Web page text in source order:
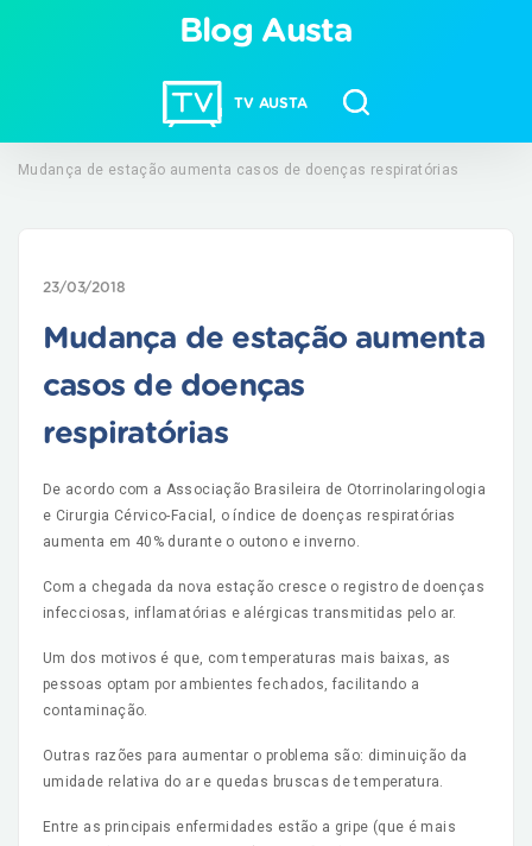
TV AUSTA
Blog Austa
Mudança de estação aumenta casos de doenças respiratórias
23/03/2018
Mudança de estação aumenta
casos de doenças
respiratórias
De acordo com a Associação Brasileira de Otorrinolaringologia
e Cirurgia Cérvico-Facial, o índice de doenças respiratórias
aumenta em 40% durante o outono e inverno.
Com a chegada da nova estação cresce o registro de doenças
infecciosas, inflamatórias e alérgicas transmitidas pelo ar.
Um dos motivos é que, com temperaturas mais baixas, as
pessoas optam por ambientes fechados, facilitando a
contaminação.
Outras razões para aumentar o problema são: diminuição da
umidade relativa do ar e quedas bruscas de temperatura.
Entre as principais enfermidades estão a gripe (que é mais